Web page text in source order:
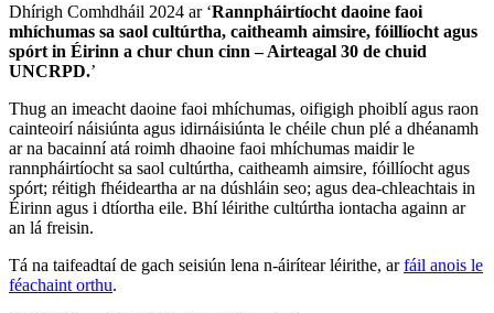
Dhírigh Comhdháil 2024 ar ‘Rannpháirtíocht daoine faoi
mhíchumas sa saol cultúrtha, caitheamh aimsire, fóillíocht agus
spórt in Éirinn a chur chun cinn – Airteagal 30 de chuid
UNCRPD.’
Thug an imeacht daoine faoi mhíchumas, oifigigh phoiblí agus raon
cainteoirí náisiúnta agus idirnáisiúnta le chéile chun plé a dhéanamh
ar na bacainní atá roimh dhaoine faoi mhíchumas maidir le
rannpháirtíocht sa saol cultúrtha, caitheamh aimsire, fóillíocht agus
spórt; réitigh fhéideartha ar na dúshláin seo; agus dea-chleachtais in
Éirinn agus i dtíortha eile. Bhí léirithe cultúrtha iontacha againn ar
an lá freisin.
Tá na taifeadtaí de gach seisiún lena n-áirítear léirithe, arfáil anois le
féachaint orthu.